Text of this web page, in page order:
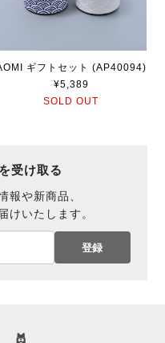
ギフトセット (AP40094)
¥5,389
SOLD OUT
受け取る
報や新商品、
けいたします。
登録